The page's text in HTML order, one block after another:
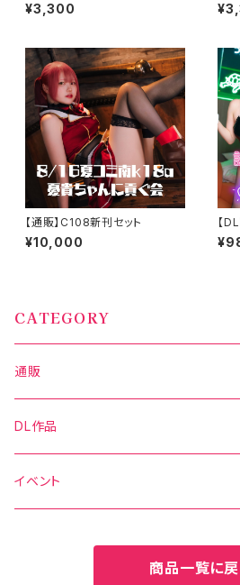
¥3,300
【通販】C108新刊セット
¥10,000
【
CATEGORY
通販
写真集
グッズ
DL作品
DL写真集
イベント
商品一覧に